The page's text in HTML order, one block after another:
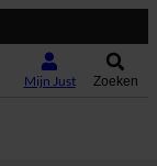
Mijn Just Zoeken